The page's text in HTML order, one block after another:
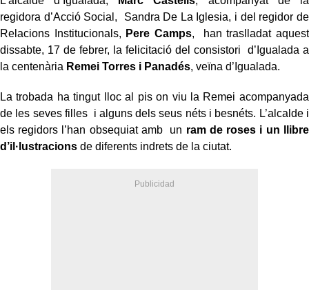
regidora d’Acció Social, Sandra De La Iglesia, i del regidor de
Relacions Institucionals, Pere Camps, han traslladat aquest
dissabte, 17 de febrer, la felicitació del consistori d’Igualada a
la centenària Remei Torres i Panadés, veïna d’Igualada.
La trobada ha tingut lloc al pis on viu la Remei acompanyada
de les seves filles i alguns dels seus néts i besnéts. L’alcalde i
els regidors l’han obsequiat amb un ram de roses i un llibre
d’il·lustracions de diferents indrets de la ciutat.